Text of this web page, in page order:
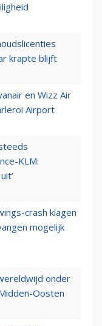
krapte blijft
en Wizz Air
Airport
KLM:
crash klagen
mogelijk
onder
Oosten